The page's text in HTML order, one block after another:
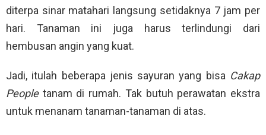
diterpa sinar matahari langsung setidaknya 7 jam per
hari. Tanaman ini juga harus terlindungi dari
hembusan angin yang kuat.
Jadi, itulah beberapa jenis sayuran yang bisa Cakap
People tanam di rumah. Tak butuh perawatan ekstra
untuk menanam tanaman-tanaman di atas.